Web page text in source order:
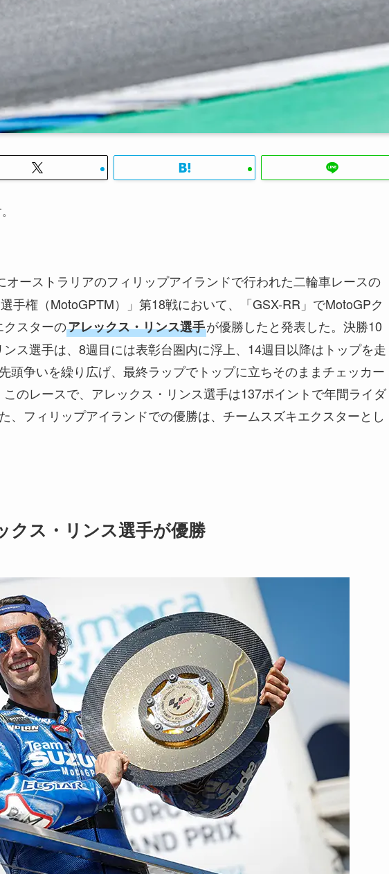
オーストラリアのフィリップアイランドで行われた二輪車レースの
手権（MotoGPTM）」第18戦において、「GSX-RR」でMotoGPク
クスターのアレックス・リンス選手が優勝したと発表した。決勝10
ス選手は、8週目には表彰台圏内に浮上、14週目以降はトップを走
頭争いを繰り広げ、最終ラップでトップに立ちそのままチェッカー
のレースで、アレックス・リンス選手は137ポイントで年間ライダ
、フィリップアイランドでの優勝は、チームスズキエクスターとし
クス・リンス選手が優勝